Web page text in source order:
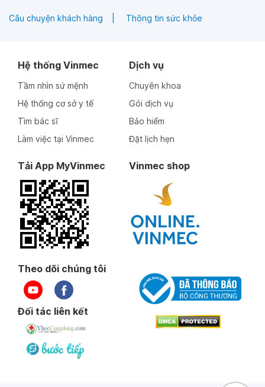
Câu chuyện khách hàng Thông tin sức khỏe
Hệ thống Vinmec
Tầm nhìn sứ mệnh
Hệ thống cơ sở y tế
Tìm bác sĩ
Làm việc tại Vinmec
Dịch vụ
Chuyên khoa
Gói dịch vụ
Bảo hiểm
Đặt lịch hẹn
Tải App MyVinmec Vinmec shop
Theo dõi chúng tôi
Đối tác liên kết